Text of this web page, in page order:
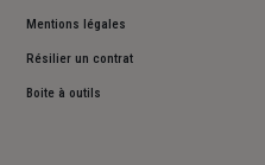
Mentions légales
Résilier un contrat
Boite à outils